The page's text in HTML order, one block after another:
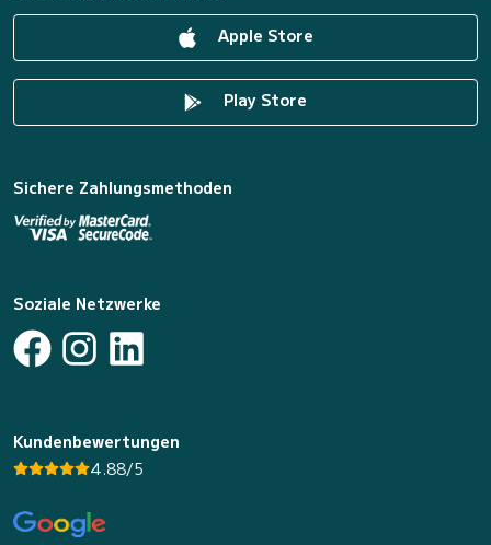
Apple Store
Play Store
Sichere Zahlungsmethoden
Soziale Netzwerke
Kundenbewertungen
4.88/5